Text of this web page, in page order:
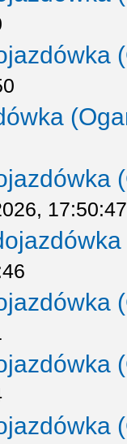
17:50:47